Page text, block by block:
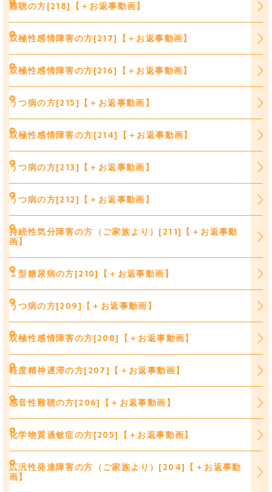
難聴の方[218]【＋お返事動画】
双極性感情障害の方[217]【＋お返事動画】
双極性感情障害の方[216]【＋お返事動画】
うつ病の方[215]【＋お返事動画】
双極性感情障害の方[214]【＋お返事動画】
うつ病の方[213]【＋お返事動画】
うつ病の方[212]【＋お返事動画】
持続性気分障害の方（ご家族より）[211]【＋お返事動
画】
１型糖尿病の方[210]【＋お返事動画】
うつ病の方[209]【＋お返事動画】
双極性感情障害の方[208]【＋お返事動画】
軽度精神遅滞の方[207]【＋お返事動画】
感音性難聴の方[206]【＋お返事動画】
化学物質過敏症の方[205]【＋お返事動画】
広汎性発達障害の方（ご家族より）[204]【＋お返事動
画】